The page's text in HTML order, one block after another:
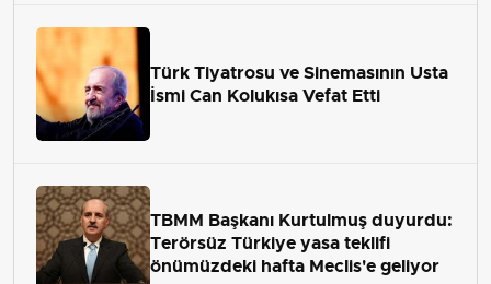
Türk Tiyatrosu ve Sinemasının Usta
İsmi Can Kolukısa Vefat Etti
TBMM Başkanı Kurtulmuş duyurdu:
Terörsüz Türkiye yasa teklifi
önümüzdeki hafta Meclis'e geliyor